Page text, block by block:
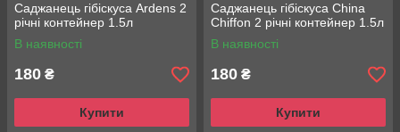
Саджанець гібіскуса Ardens 2
річні контейнер 1.5л
В наявності
180 ₴
Купити
Саджанець гібіскуса China
Chiffon 2 річні контейнер 1.5л
В наявності
180 ₴
Купити